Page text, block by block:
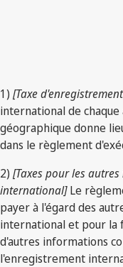
1) [Taxe
international de
géographique donne
dans le règlement
2) [Taxes pour les
international]Le
payer à l'égard des
international et pour la
d'autres informations
l'enregistrement